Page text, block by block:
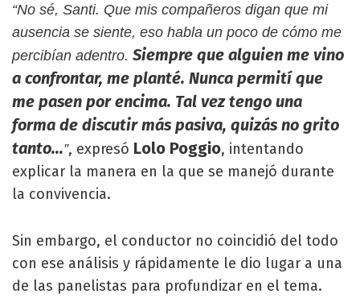
“No sé, Santi. Que mis compañeros digan que mi
ausencia se siente, eso habla un poco de cómo me
percibían adentro. Siempre que alguien me vino
a confrontar, me planté. Nunca permití que
me pasen por encima. Tal vez tengo una
forma de discutir más pasiva, quizás no grito
tanto...”, expresó Lolo Poggio, intentando
explicar la manera en la que se manejó durante
la convivencia.
Sin embargo, el conductor no coincidió del todo
con ese análisis y rápidamente le dio lugar a una
de las panelistas para profundizar en el tema.